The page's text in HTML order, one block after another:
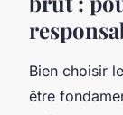
Bien choisir
être